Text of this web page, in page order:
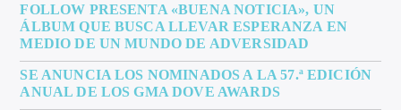
FOLLOW PRESENTA «BUENA NOTICIA», UN
ÁLBUM QUE BUSCA LLEVAR ESPERANZA EN
MEDIO DE UN MUNDO DE ADVERSIDAD
SE ANUNCIA LOS NOMINADOS A LA 57.ª EDICIÓN
ANUAL DE LOS GMA DOVE AWARDS